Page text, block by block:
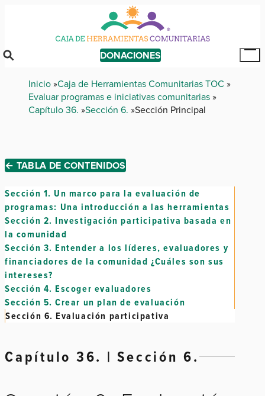
content
DONACIONES
Breadcrumb
Inicio Caja de Herramientas Comunitarias TOC
Evaluar programas e iniciativas comunitarias
Capítulo 36. Sección 6. Sección Principal
← TABLA DE CONTENIDOS
Sección 1. Un marco para la evaluación de
programas: Una introducción a las herramientas
Sección 2. Investigación participativa basada en
la comunidad
Sección 3. Entender a los líderes, evaluadores y
financiadores de la comunidad ¿Cuáles son sus
intereses?
Sección 4. Escoger evaluadores
Sección 5. Crear un plan de evaluación
Sección 6. Evaluación participativa
Capítulo 36. | Sección 6.